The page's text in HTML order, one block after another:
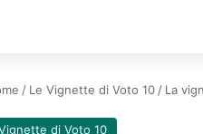
/ Le Vignette di Voto 10 / La
di Voto 10